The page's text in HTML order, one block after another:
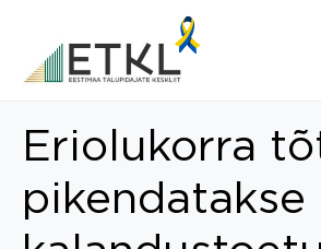
Eriolukorra
pikendatakse